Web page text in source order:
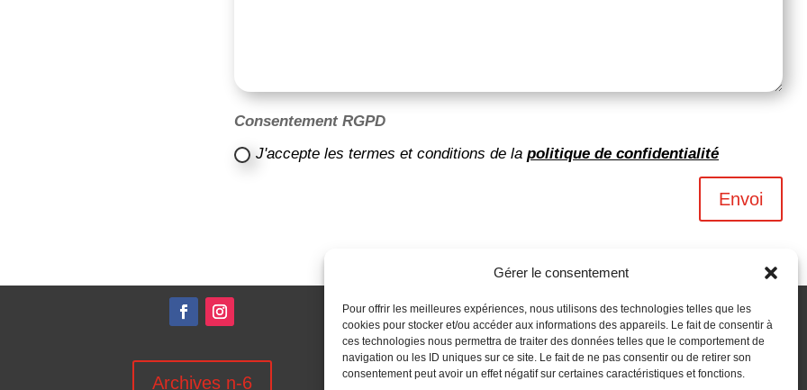
Gérer le consentement
Pour offrir les meilleures expériences, nous utilisons des technologies telles que les
cookies pour stocker et/ou accéder aux informations des appareils. Le fait de consentir à
ces technologies nous permettra de traiter des données telles que le comportement de
navigation ou les ID uniques sur ce site. Le fait de ne pas consentir ou de retirer son
consentement peut avoir un effet négatif sur certaines caractéristiques et fonctions.
Consentement RGPD
J'accepte les termes et conditions de la politique de confidentialité
Envoi
Archives n-6